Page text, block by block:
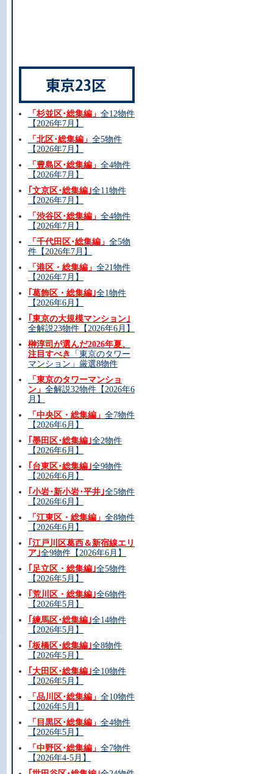
「杉並区･総集編」 全12物件
【2026年7月】
「北区･総集編」 全5物件
【2026年7月】
「豊島区･総集編」 全4物件
【2026年7月】
｢文京区･総集編｣全11物件
【2026年7月】
「渋谷区･総集編」 全4物件
【2026年7月】
「千代田区･総集編」 全5物
件【2026年7月】
「港区・総集編」 全21物件
【2026年7月】
｢葛飾区・総集編｣全1物件
【2026年6月】
｢東京の大規模マンション｣
全解説23物件【2026年6月】
榊淳司が選んだ2026年夏、
注目すべき
「東京のタワー
マンション」厳選8物件
「東京のタワーマンショ
ン」 全解説32物件【2026年6
月】
「中央区・総集編」 全7物件
【2026年6月】
｢墨田区･総集編｣全2物件
【2026年6月】
｢台東区･総集編｣全9物件
【2026年6月】
｢小岩･新小岩･平井｣全5物件
【2026年6月】
「江東区・総集編」 全8物件
【2026年6月】
｢江戸川区葛西＆新宿線エリ
ア｣全9物件【2026年6月】
｢足立区・総集編｣全5物件
【2026年5月】
｢荒川区・総集編｣全6物件
【2026年5月】
｢練馬区･総集編｣全14物件
【2026年5月】
｢板橋区･総集編｣全8物件
【2026年5月】
｢大田区･総集編｣全10物件
【2026年5月】
「品川区･総集編」 全10物件
【2026年5月】
「目黒区･総集編」 全4物件
【2026年5月】
「中野区･総集編」 全7物件
【2026年4-5月】